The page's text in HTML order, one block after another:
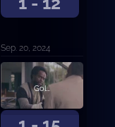
Sep. 20, 2024
Golpe de estado